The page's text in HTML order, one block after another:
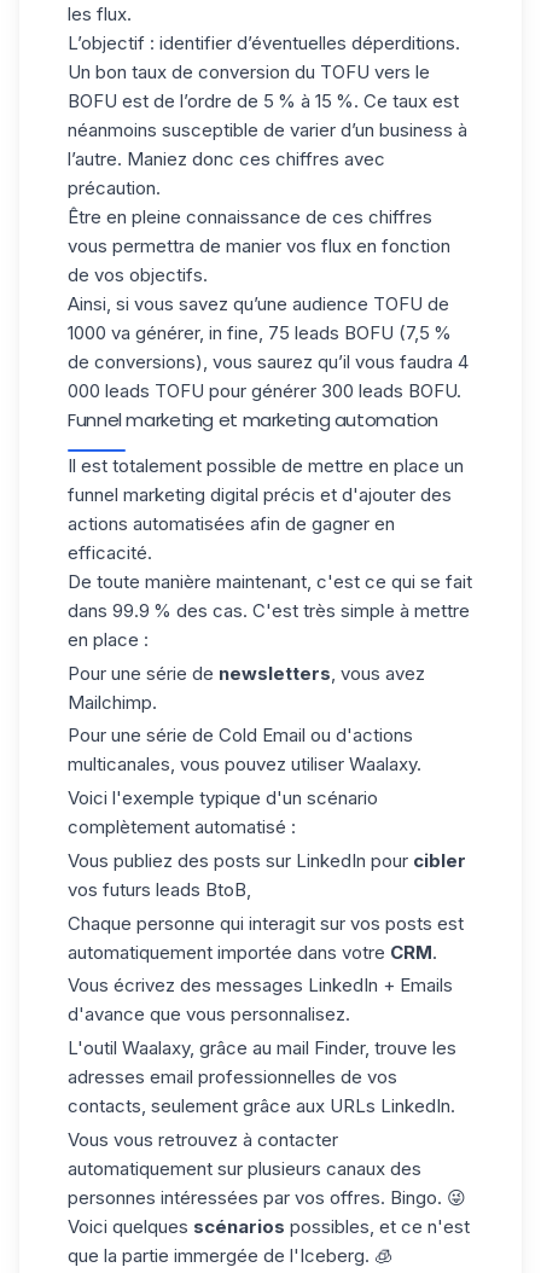
les flux.
L’objectif : identifier d’éventuelles déperditions.
Un bon taux de conversion du TOFU vers le
BOFU est de l’ordre de 5 % à 15 %. Ce taux est
néanmoins susceptible de varier d’un business à
l’autre. Maniez donc ces chiffres avec
précaution.
Être en pleine connaissance de ces chiffres
vous permettra de manier vos flux en fonction
de vos objectifs.
Ainsi, si vous savez qu’une audience TOFU de
1000 va générer, in fine, 75 leads BOFU (7,5 %
de conversions), vous saurez qu’il vous faudra 4
000 leads TOFU pour générer 300 leads BOFU.
Funnel marketing et marketing automation
Il est totalement possible de mettre en place un
funnel marketing digital précis et d'ajouter des
actions automatisées afin de gagner en
efficacité.
De toute manière maintenant, c'est ce qui se fait
dans 99.9 % des cas. C'est très simple à mettre
en place :
Pour une série de newsletters , vous avez
Mailchimp.
Pour une série de Cold Email ou d'actions
multicanales, vous pouvez utiliser Waalaxy.
Voici l'exemple typique d'un scénario
complètement automatisé :
Vous publiez des posts sur LinkedIn pour cibler
vos futurs leads BtoB,
Chaque personne qui interagit sur vos posts est
automatiquement importée dans votre CRM.
Vous écrivez des messages LinkedIn + Emails
d'avance que vous personnalisez.
L'outil Waalaxy, grâce au mail Finder, trouve les
adresses email professionnelles de vos
contacts, seulement grâce aux URLs LinkedIn.
Vous vous retrouvez à contacter
automatiquement sur plusieurs canaux des
personnes intéressées par vos offres. Bingo. 😜
Voici quelques scénarios possibles, et ce n'est
que la partie immergée de l'Iceberg. 🧊